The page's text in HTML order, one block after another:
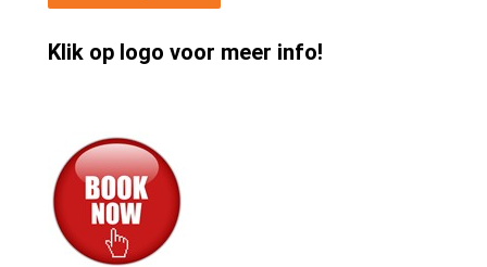
Klik op logo voor meer info!